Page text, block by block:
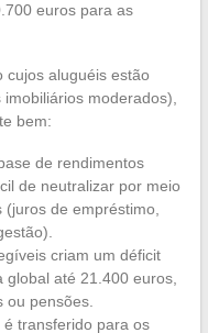
euros para as
cujos aluguéis estão
moderados),
bem:
de rendimentos
de neutralizar por meio
de empréstimo,
criam um déficit
até 21.400 euros,
ou pensões.
transferido para os